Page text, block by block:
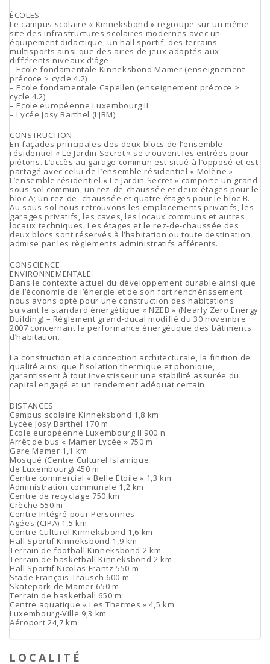
ÉCOLES
Le campus scolaire « Kinneksbond » regroupe sur un même
site des infrastructures scolaires modernes avec un
équipement didactique, un hall sportif, des terrains
multisports ainsi que des aires de jeux adaptés aux
différents niveaux d’âge.
– Ecole fondamentale Kinneksbond Mamer (enseignement
précoce > cycle 4.2)
– Ecole fondamentale Capellen (enseignement précoce >
cycle 4.2)
– Ecole européenne Luxembourg II
– Lycée Josy Barthel (LJBM)
CONSTRUCTION
En façades principales des deux blocs de l’ensemble
résidentiel « Le Jardin Secret » se trouvent les entrées pour
piétons. L’accès au garage commun est situé à l’opposé et est
partagé avec celui de l’ensemble résidentiel « Molène ».
L’ensemble résidentiel « Le Jardin Secret » comporte un grand
sous-sol commun, un rez-de-chaussée et deux étages pour le
bloc A; un rez-de -chaussée et quatre étages pour le bloc B.
Au sous-sol nous retrouvons les emplacements privatifs, les
garages privatifs, les caves, les locaux communs et autres
locaux techniques. Les étages et le rez-de-chaussée des
deux blocs sont réservés à l‘habitation ou toute destination
admise par les règlements administratifs afférents.
CONSCIENCE
ENVIRONNEMENTALE
Dans le contexte actuel du développement durable ainsi que
de l’économie de l’énergie et de son fort renchérissement
nous avons opté pour une construction des habitations
suivant le standard énergétique « NZEB » (Nearly Zero Energy
Building) – Règlement grand-ducal modifié du 30 novembre
2007 concernant la performance énergétique des bâtiments
d’habitation.
La construction et la conception architecturale, la finition de
qualité ainsi que l’isolation thermique et phonique,
garantissent à tout investisseur une stabilité assurée du
capital engagé et un rendement adéquat certain.
DISTANCES
Campus scolaire Kinneksbond 1,8 km
Lycée Josy Barthel 170 m
Ecole européenne Luxembourg II 900 n
Arrêt de bus « Mamer Lycée » 750 m
Gare Mamer 1,1 km
Mosqué (Centre Culturel Islamique
de Luxembourg) 450 m
Centre commercial « Belle Étoile » 1,3 km
Administration communale 1,2 km
Centre de recyclage 750 km
Crèche 550 m
Centre Intégré pour Personnes
Agées (CIPA) 1,5 km
Centre Culturel Kinneksbond 1,6 km
Hall Sportif Kinneksbond 1,9 km
Terrain de football Kinneksbond 2 km
Terrain de basketball Kinneksbond 2 km
Hall Sportif Nicolas Frantz 550 m
Stade François Trausch 600 m
Skatepark de Mamer 650 m
Terrain de basketball 650 m
Centre aquatique « Les Thermes » 4,5 km
Luxembourg-Ville 9,3 km
Aéroport 24,7 km
LOCALITÉ